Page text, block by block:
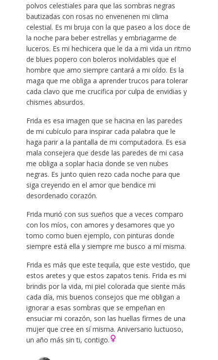
polvos celestiales para que las sombras negras
bautizadas con rosas no envenenen mi clima
celestial. Es mi bruja con la que paseo a los doce de
la noche para beber estrellas y embriagarme de
luceros. Es mi hechicera que le da a mi vida un ritmo
de blues popero con boleros inolvidables que el
hombre que amo siempre cantará a mi oído. Es la
maga que me obliga a aprender trucos para tolerar
cada clavo que me crucifica por culpa de envidias y
chismes absurdos.
Frida es esa imagen que se hacina en las paredes
de mi cubículo para inspirar cada palabra que le
haga parir a la pantalla de mi computadora. Es esa
mala consejera que desde las paredes de mi casa
me obliga a soplar hacia donde se ven nubes
negras. Es junto quien rezo cada noche para que
siga creyendo en el amor que bendice mi
desordenado corazón.
Frida murió con sus sueños que a veces comparo
con los míos, con amores y desamores que yo
tomo como buen ejemplo, con pinturas donde
siempre está ella y siempre me busco a mí misma.
Frida es más que este tequila, que este vestido, que
estos aretes y que estos zapatos tenis. Frida es mi
brindis por la vida, mi piel colorada que siente más
cada día, mis buenos consejos que me obligan a
ignorar a esas sombras que se empeñan en
ensuciar mi corazón, son las huellas firmes de una
mujer que cree en sí misma. Aniversario luctuoso,
un año más sin ti, contigo.